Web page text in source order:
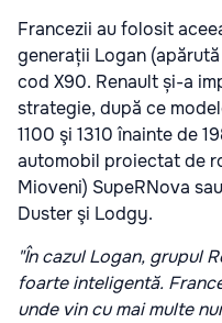
Francezii au folosit
generații Logan
cod X90. Renault și-a
strategie, după ce
1100 şi 1310 înainte de
automobil proiectat de
Mioveni) SupeRNova
Duster şi Lodgy.
"În cazul Logan, grupul
foarte inteligentă.
unde vin cu mai multe